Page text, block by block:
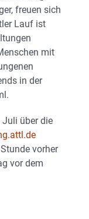
freuen sich
Lauf ist
mit
in der
über die
vorher
vor dem